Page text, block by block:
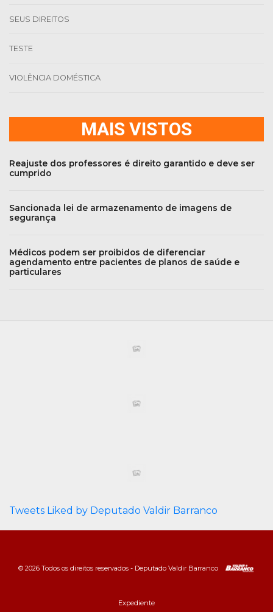
SEUS DIREITOS
TESTE
VIOLÊNCIA DOMÉSTICA
MAIS VISTOS
Reajuste dos professores é direito garantido e deve ser
cumprido
Sancionada lei de armazenamento de imagens de
segurança
Médicos podem ser proibidos de diferenciar
agendamento entre pacientes de planos de saúde e
particulares
Tweets Liked by Deputado Valdir Barranco
© 2026 Todos os direitos reservados - Deputado Valdir Barranco
Expediente